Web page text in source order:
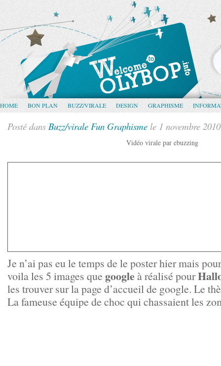
HOME BON PLAN BUZZ/VIRALE DESIGN GRAPHISME
Posté dans Buzz/virale Fun Graphisme le 1 novembre 2010
Vidéo virale par ebuzzing
Je n’ai pas eu le temps de le poster hier mais
voila les 5 images que google à réalisé pour
les trouver sur la page d’accueil de google. Le
La fameuse équipe de choc qui chassaient les